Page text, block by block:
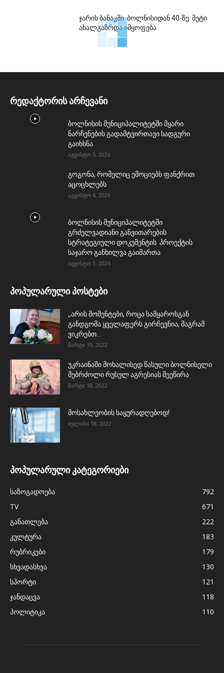
ჯარის ბანაკში ბოლნისიდან 40-ზე მეტი
ახალგაზრდა იმყოფება
რედაქტორის არჩევანი
ბოლნისის მუნიციპალიტეტში მყარი
ნარჩენების გადამტვირთავი სადგური
გაიხსნა
აგვისტო 5, 2026
გოგონა, რომელიც ემოციებს ფანქრით
აცოცხლებს
აგვისტო 4, 2026
ბოლნისის მუნიციპალიტეტში
გრძელვადიანი განვითარების
სტრატეგიული დოკუმენტის პროექტის
საჯარო განხილვა გაიმართა
აგვისტო 1, 2026
პოპულარული პოსტები
,,არის მომენტები, როცა სამყაროსგან
განდგომა ყველაფერს გირჩევნია, მაგრამ
ვიკრებთ...
მარტი 19, 2022
უკრაინაში მოხალისედ წასული ბოლნისელი
მებრძოლი რუსულ აგრესიას შეეწირა
მარტი 18, 2022
მოსახლეობის საყურადღებოდ!
ივლისი 18, 2022
პოპულარული კატეგორიები
საზოგადოება
792
TV
671
განათლება
222
კულტურა
183
რუბრიკები
179
სხვადასხვა
130
სპორტი
121
ჯანდაცვა
118
პოლიტიკა
110